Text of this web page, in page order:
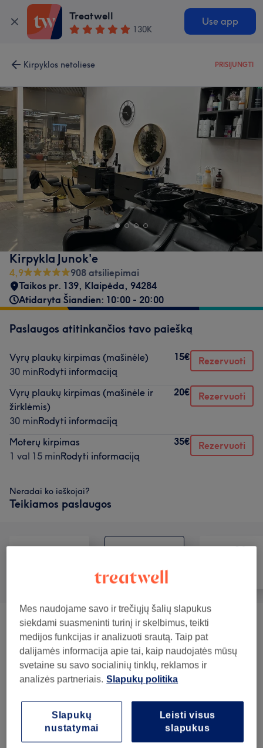
Treatwell
130K
Use app
Kirpyklos netoliese PRISIJUNGTI
Kirpykla Junok'e
4,9
908 atsiliepimai
Taikos pr. 139, Klaipėda, 94284
Atidaryta Šiandien: 10:00 - 20:00
Paslaugos atitinkančios tavo paiešką
Vyrų plaukų kirpimas (mašinėle)
30 minRodyti informaciją
15€ Rezervuoti
Vyrų plaukų kirpimas (mašinėle ir
žirklėmis)
30 minRodyti informaciją
20€ Rezervuoti
Moterų kirpimas
1 val 15 minRodyti informaciją
35€ Rezervuoti
Neradai ko ieškojai?
Teikiamos paslaugos
Plaukai
Plaukų Dažymas Sruogelėmis (2) nuo 100€
Plaukų Džiovinimas (1) 30€
Plaukų Dažymas (11)
Vyrų Kirpimas (3) nuo 15€
Kirpimas (1) 35€
Mes naudojame savo ir trečiųjų šalių slapukus
siekdami suasmeninti turinį ir skelbimus, teikti
medijos funkcijas ir analizuoti srautą. Taip pat
dalijamės informacija apie tai, kaip naudojatės mūsų
svetaine su savo socialinių tinklų, reklamos ir
analizės partneriais. Slapukų politika
Leisti visus
slapukus
Slapukų
nustatymai